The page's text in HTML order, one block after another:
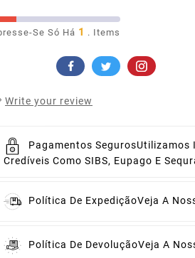
Se Só Há 1 . Items
Write your review
Pagamentos SegurosUtilizamos
Credíveis Como SIBS, Eupago E
Política De ExpediçãoVeja A
Política De DevoluçãoVeja A